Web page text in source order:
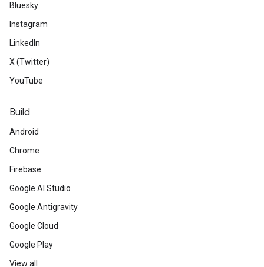
Bluesky
Instagram
LinkedIn
X (Twitter)
YouTube
Build
Android
Chrome
Firebase
Google AI Studio
Google Antigravity
Google Cloud
Google Play
View all